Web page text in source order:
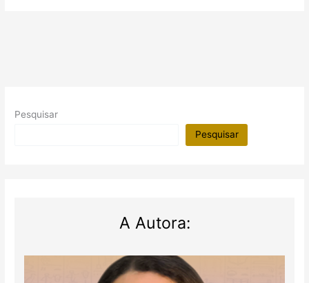
Pesquisar
Pesquisar
A Autora: